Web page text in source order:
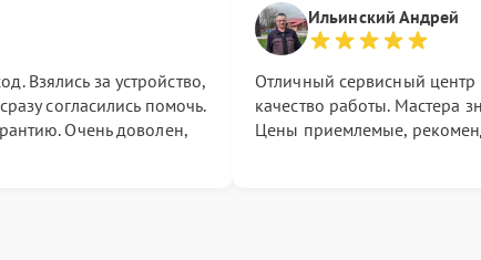
Взялись за устройство,
согласились помочь.
Очень доволен,
Ильинский Андрей
Отличный сервисный
качество работы. Мастера
Цены приемлемые,